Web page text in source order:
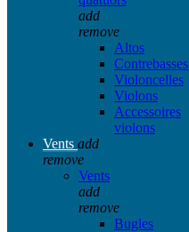
add
remove
Altos
Contrebasses
Violoncelles
Violons
Accessoires
violons
Vents add
remove
Vents
add
remove
Bugles